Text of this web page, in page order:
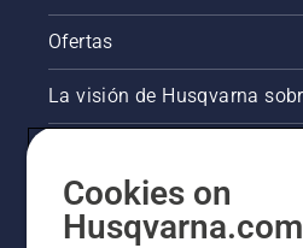
Ofertas
La visión de Husqvarna
Otros sitios de Husqvarna
Cookies on
Husqvarna.com